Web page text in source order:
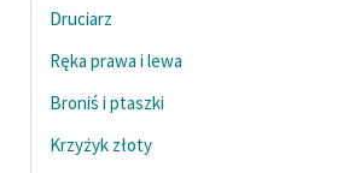
Druciarz
Ręka prawa i lewa
Broniś i ptaszki
Krzyżyk złoty